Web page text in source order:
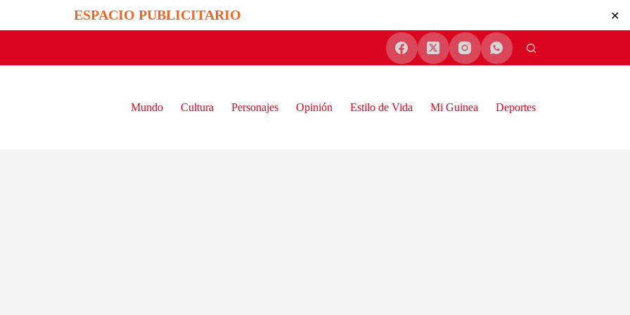
ESPACIO PUBLICITARIO ✕
Mundo Cultura Personajes Opinión Estilo de Vida Mi Guinea Deportes